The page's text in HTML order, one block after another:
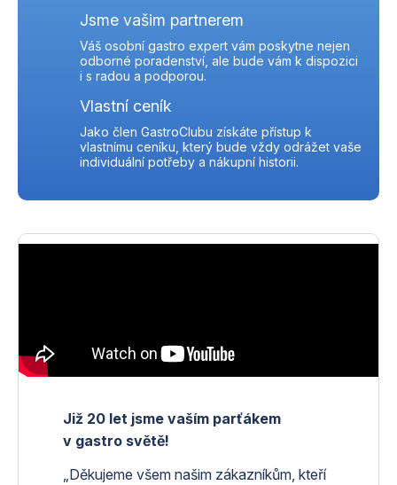
Již 20 let jsme vaším parťákem
v gastro světě!
„Děkujeme všem našim zákazníkům, kteří
Jsme vašim partnerem
Váš osobní gastro expert vám poskytne nejen
odborné poradenství, ale bude vám k dispozici
i s radou a podporou.
Vlastní ceník
Jako člen GastroClubu získáte přístup k
vlastnímu ceníku, který bude vždy odrážet vaše
individuální potřeby a nákupní historii.